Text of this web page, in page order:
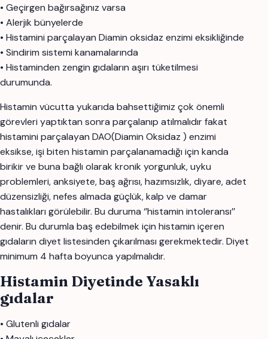
• Geçirgen bağırsağınız varsa
• Alerjik bünyelerde
• Histamini parçalayan Diamin oksidaz enzimi eksikliğinde
• Sindirim sistemi kanamalarında
• Histaminden zengin gıdaların aşırı tüketilmesi
durumunda.
Histamin vücutta yukarıda bahsettiğimiz çok önemli
görevleri yaptıktan sonra parçalanıp atılmalıdır fakat
histamini parçalayan DAO(Diamin Oksidaz ) enzimi
eksikse, işi biten histamin parçalanamadığı için kanda
birikir ve buna bağlı olarak kronik yorgunluk, uyku
problemleri, anksiyete, baş ağrısı, hazımsızlık, diyare, adet
düzensizliği, nefes almada güçlük, kalp ve damar
hastalıkları görülebilir. Bu duruma ‘’histamin intoleransı’’
denir. Bu durumla baş edebilmek için histamin içeren
gıdaların diyet listesinden çıkarılması gerekmektedir. Diyet
minimum 4 hafta boyunca yapılmalıdır.
Histamin Diyetinde Yasaklı
gıdalar
• Glutenli gıdalar